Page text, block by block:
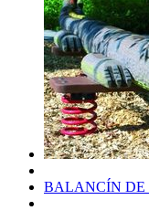
BALANCÍN DE